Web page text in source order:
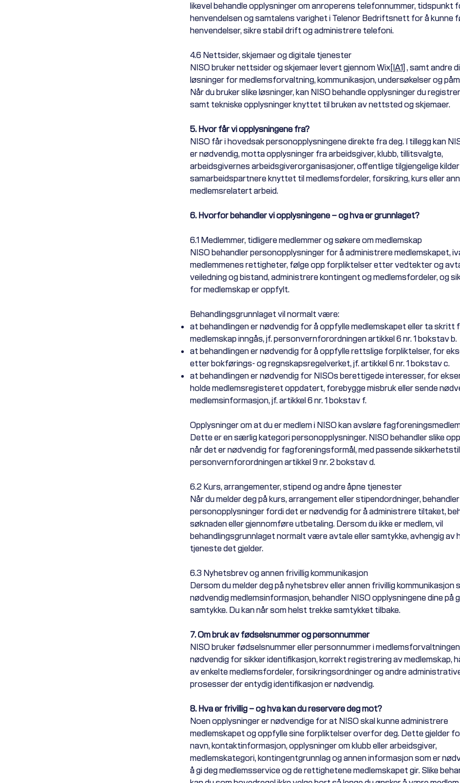
likevel behandle opplysninger om anroperens telefonnummer, tidspunkt
henvendelsen og samtalens varighet i Telenor Bedriftsnett for å kunne
henvendelser, sikre stabil drift og administrere telefoni.
4.6 Nettsider, skjemaer og digitale tjenester
NISO bruker nettsider og skjemaer levert gjennom Wix[IA1] , samt andre
løsninger for medlemsforvaltning, kommunikasjon, undersøkelser og
Når du bruker slike løsninger, kan NISO behandle opplysninger du
samt tekniske opplysninger knyttet til bruken av nettsted og skjemaer.
5. Hvor får vi opplysningene fra?
NISO får i hovedsak personopplysningene direkte fra deg. I tillegg kan
er nødvendig, motta opplysninger fra arbeidsgiver, klubb, tillitsvalgte,
arbeidsgivernes arbeidsgiverorganisasjoner, offentlige tilgjengelige
samarbeidspartnere knyttet til medlemsfordeler, forsikring, kurs eller
medlemsrelatert arbeid.
6. Hvorfor behandler vi opplysningene – og hva er grunnlaget?
6.1 Medlemmer, tidligere medlemmer og søkere om medlemskap
NISO behandler personopplysninger for å administrere medlemskapet,
medlemmenes rettigheter, følge opp forpliktelser etter vedtekter og
veiledning og bistand, administrere kontingent og medlemsfordeler, og
for medlemskap er oppfylt.
Behandlingsgrunnlaget vil normalt være:
at behandlingen er nødvendig for å oppfylle medlemskapet eller ta skritt
medlemskap inngås, jf. personvernforordningen artikkel 6 nr. 1 bokstav b.
at behandlingen er nødvendig for å oppfylle rettslige forpliktelser, for
etter bokførings- og regnskapsregelverket, jf. artikkel 6 nr. 1 bokstav c.
at behandlingen er nødvendig for NISOs berettigede interesser, for
holde medlemsregisteret oppdatert, forebygge misbruk eller sende
medlemsinformasjon, jf. artikkel 6 nr. 1 bokstav f.
Opplysninger om at du er medlem i NISO kan avsløre
Dette er en særlig kategori personopplysninger. NISO behandler slike
når det er nødvendig for fagforeningsformål, med passende
personvernforordningen artikkel 9 nr. 2 bokstav d.
6.2 Kurs, arrangementer, stipend og andre åpne tjenester
Når du melder deg på kurs, arrangement eller stipendordninger,
personopplysninger fordi det er nødvendig for å administrere tiltaket,
søknaden eller gjennomføre utbetaling. Dersom du ikke er medlem, vil
behandlingsgrunnlaget normalt være avtale eller samtykke, avhengig av
tjeneste det gjelder.
6.3 Nyhetsbrev og annen frivillig kommunikasjon
Dersom du melder deg på nyhetsbrev eller annen frivillig kommunikasjon
nødvendig medlemsinformasjon, behandler NISO opplysningene dine på
samtykke. Du kan når som helst trekke samtykket tilbake.
7. Om bruk av fødselsnummer og personnummer
NISO bruker fødselsnummer eller personnummer i
nødvendig for sikker identifikasjon, korrekt registrering av medlemskap,
av enkelte medlemsfordeler, forsikringsordninger og andre
prosesser der entydig identifikasjon er nødvendig.
8. Hva er frivillig – og hva kan du reservere deg mot?
Noen opplysninger er nødvendige for at NISO skal kunne administrere
medlemskapet og oppfylle sine forpliktelser overfor deg. Dette gjelder
navn, kontaktinformasjon, opplysninger om klubb eller arbeidsgiver,
medlemskategori, kontingentgrunnlag og annen informasjon som er
å gi deg medlemsservice og de rettighetene medlemskapet gir. Slike